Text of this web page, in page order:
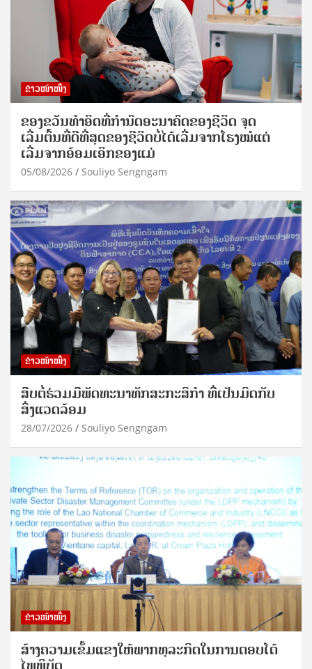
ຂ່າວໜ້າໜຶ່ງ
ຂອງຂວັນທໍາອິດທີ່ກໍານົດອະນາຄົດຂອງຊີວິດ ຈຸດ
ເລີ່ມຕົ້ນທີ່ດີທີ່ສຸດຂອງຊີວິດບໍ່ໄດ້ເລີ່ມຈາກໂຮງໝໍແຕ່
ເລີ່ມຈາກອ້ອມເອິກຂອງແມ່
05/08/2026 Souliyo Sengngam
ຂ່າວໜ້າໜຶ່ງ
ສືບຕໍ່ຮ່ວມມືພັດທະນາທັກສະກະສິກຳ ທີ່ເປັນມິດກັບ
ສິ່ງແວດລ້ອມ
28/07/2026 Souliyo Sengngam
ຂ່າວໜ້າໜຶ່ງ
ສ້າງຄວາມເຂັ້ມແຂງໃຫ້ພາກທຸລະກິດໃນການຕອບໂຕ້
ໄພພິບັດ